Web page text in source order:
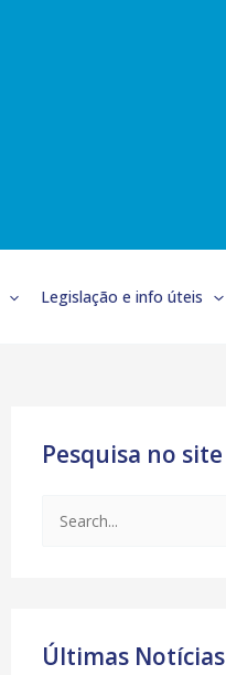
Legislação e info úteis
Pesquisa no site
cÚltimas Notícias